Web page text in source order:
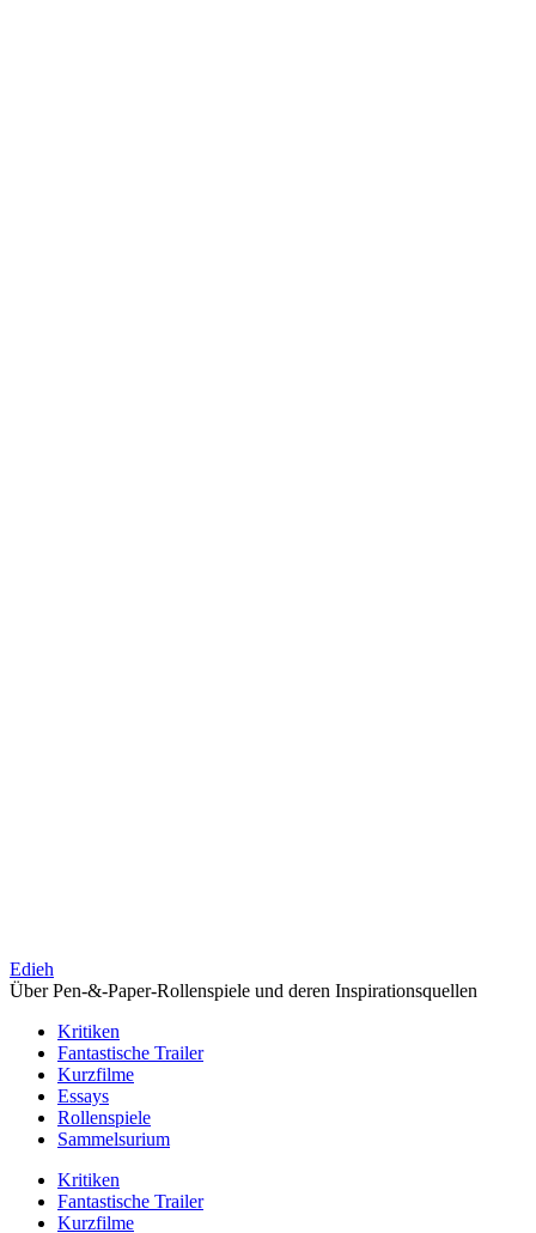
Edieh
Über Pen-&-Paper-Rollenspiele und deren Inspirationsquellen
Kritiken
Fantastische Trailer
Kurzfilme
Essays
Rollenspiele
Sammelsurium
Kritiken
Fantastische Trailer
Kurzfilme